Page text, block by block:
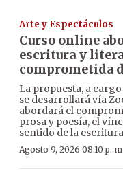
Arte y Espectáculos
Curso online
escritura y
comprometida
La propuesta, a
se desarrollará vía
abordará el
prosa y poesía, el
sentido de la
Agosto 9, 2026 08:10 p. m.